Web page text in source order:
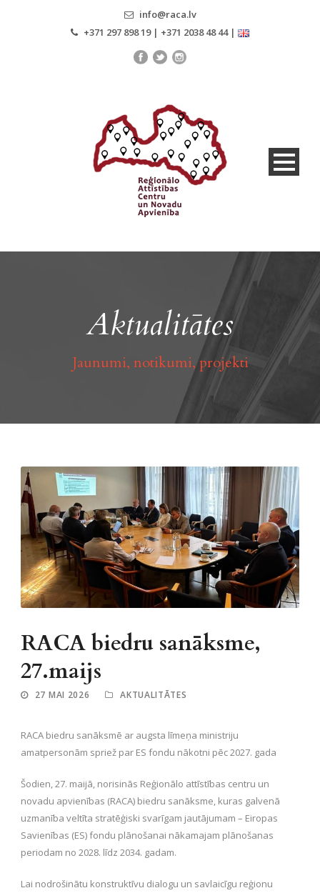
info@raca.lv
+371 297 898 19 | +371 2038 48 44 |
Aktualitātes
Jaunumi, notikumi, projekti
RACA biedru sanāksme,
27.maijs
27 MAI 2026 AKTUALITĀTES
RACA biedru sanāksmē ar augsta līmeņa ministriju
amatpersonām spriež par ES fondu nākotni pēc 2027. gada
Šodien, 27. maijā, norisinās Reģionālo attīstības centru un
novadu apvienības (RACA) biedru sanāksme, kuras galvenā
uzmanība veltīta stratēģiski svarīgam jautājumam – Eiropas
Savienības (ES) fondu plānošanai nākamajam plānošanas
periodam no 2028. līdz 2034. gadam.
Lai nodrošinātu konstruktīvu dialogu un savlaicīgu reģionu